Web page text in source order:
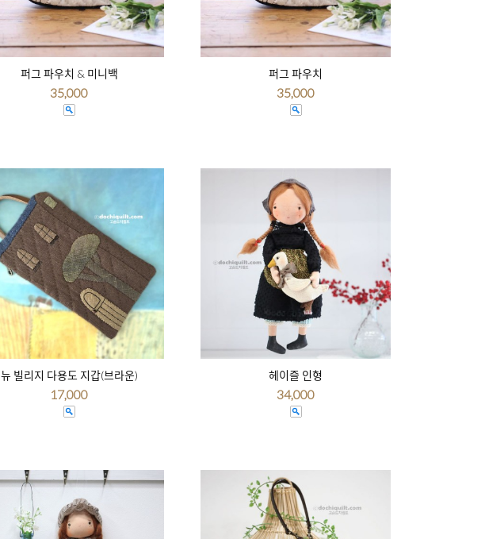
퍼그 파우치 & 미니백
35,000
퍼그 파우치
35,000
뉴 빌리지 다용도 지갑(브라운)
17,000
헤이즐 인형
34,000